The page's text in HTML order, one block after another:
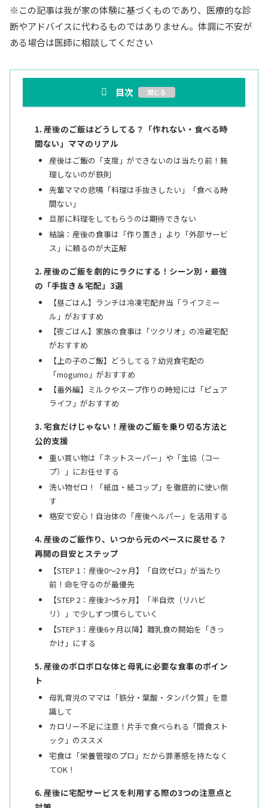
※この記事は我が家の体験に基づくものであり、医療的な診
断やアドバイスに代わるものではありません。体調に不安が
ある場合は医師に相談してください
目次
産後のご飯はどうしてる？「作れない・食べる時
間ない」ママのリアル
産後はご飯の「支度」ができないのは当たり前！無
理しないのが鉄則
先輩ママの悲鳴「料理は手抜きしたい」「食べる時
間ない」
旦那に料理をしてもらうのは期待できない
結論：産後の食事は「作り置き」より「外部サービ
ス」に頼るのが大正解
産後のご飯を劇的にラクにする！シーン別・最強
の「手抜き＆宅配」3選
【昼ごはん】ランチは冷凍宅配弁当「ライフミー
ル」がおすすめ
【夜ごはん】家族の食事は「ツクリオ」の冷蔵宅配
がおすすめ
【上の子のご飯】どうしてる？幼児食宅配の
「mogumo」がおすすめ
【番外編】ミルクやスープ作りの時短には「ピュア
ライフ」がおすすめ
宅食だけじゃない！産後のご飯を乗り切る方法と
公的支援
重い買い物は「ネットスーパー」や「生協（コー
プ）」にお任せする
洗い物ゼロ！「紙皿・紙コップ」を徹底的に使い倒
す
格安で安心！自治体の「産後ヘルパー」を活用する
産後のご飯作り、いつから元のペースに戻せる？
再開の目安とステップ
【STEP 1：産後0〜2ヶ月】「自炊ゼロ」が当たり
前！命を守るのが最優先
【STEP 2：産後3〜5ヶ月】「半自炊（リハビ
リ）」で少しずつ慣らしていく
【STEP 3：産後6ヶ月以降】離乳食の開始を「きっ
かけ」にする
産後のボロボロな体と母乳に必要な食事のポイン
ト
母乳育児のママは「鉄分・葉酸・タンパク質」を意
識して
カロリー不足に注意！片手で食べられる「間食スト
ック」のススメ
宅食は「栄養管理のプロ」だから罪悪感を持たなく
てOK！
産後に宅配サービスを利用する際の3つの注意点と